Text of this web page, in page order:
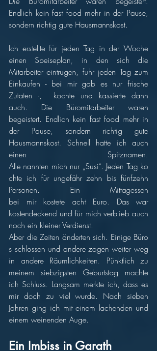
Endlich kein fast food mehr in der Pause,
sondern richtig gute Hausmannskost.
Ich erstellte für jeden Tag in der Woche
einen Speiseplan, in den sich die
Mitarbeiter eintrugen, fuhr jeden Tag zum
Einkaufen - bei mir gab es nur frische
Zutaten -,  kochte und kassierte dann
auch. Die Büromitarbeiter waren
begeistert. Endlich kein fast food mehr in
der Pause, sondern richtig gute
Hausmannskost. Schnell hatte ich auch
einen Spitznamen.
Alle nannten mich nur „Susi“. Jeden Tag ko
chte ich für ungefähr zehn bis fünfzehn
Personen. Ein Mittagessen
bei mir kostete acht Euro. Das war
kostendeckend und für mich verblieb auch
noch ein kleiner Verdienst.
Aber die Zeiten änderten sich. Einige Büro
s schlossen und andere zogen weiter weg
in andere Räumlichkeiten. Pünktlich zu
meinem siebzigsten Geburtstag machte
ich Schluss. Langsam merkte ich, dass es
mir doch zu viel wurde. Nach sieben
Jahren ging ich mit einem lachenden und
einem weinenden Auge.
Ein Imbiss in Garath